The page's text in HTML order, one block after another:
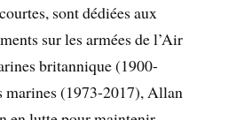
sont dédiées aux
sur les armées de l’Air
britannique (1900-
marines (1973-2017), Allan